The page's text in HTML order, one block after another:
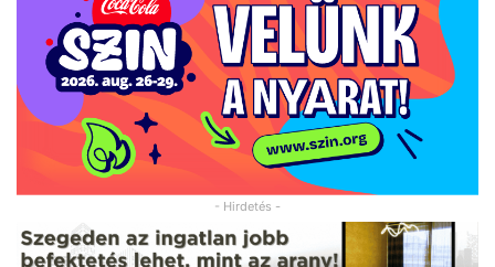
- Hirdetés -